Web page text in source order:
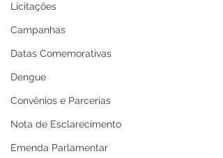
Licitações
Campanhas
Datas Comemorativas
Dengue
Convênios e Parcerias
Nota de Esclarecimento
Emenda Parlamentar